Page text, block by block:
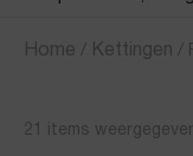
Home / Kettingen /
21 items